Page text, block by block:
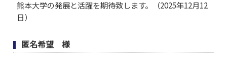
熊本大学の発展と活躍を期待致します。（2025年12月12
日）
匿名希望 様